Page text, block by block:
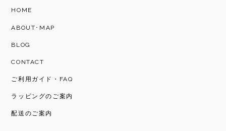
HOME
ABOUT･MAP
BLOG
CONTACT
ご利用ガイド・FAQ
ラッピングのご案内
配送のご案内